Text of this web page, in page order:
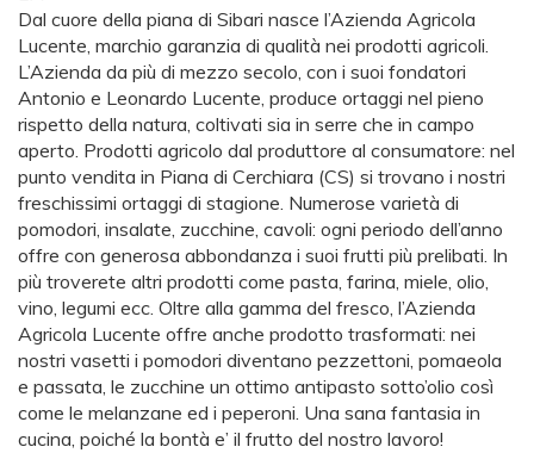
Dal cuore della piana di Sibari nasce l’Azienda Agricola
Lucente, marchio garanzia di qualità nei prodotti agricoli.
L’Azienda da più di mezzo secolo, con i suoi fondatori
Antonio e Leonardo Lucente, produce ortaggi nel pieno
rispetto della natura, coltivati sia in serre che in campo
aperto. Prodotti agricolo dal produttore al consumatore: nel
punto vendita in Piana di Cerchiara (CS) si trovano i nostri
freschissimi ortaggi di stagione. Numerose varietà di
pomodori, insalate, zucchine, cavoli: ogni periodo dell’anno
offre con generosa abbondanza i suoi frutti più prelibati. In
più troverete altri prodotti come pasta, farina, miele, olio,
vino, legumi ecc. Oltre alla gamma del fresco, l’Azienda
Agricola Lucente offre anche prodotto trasformati: nei
nostri vasetti i pomodori diventano pezzettoni, pomaeola
e passata, le zucchine un ottimo antipasto sotto’olio così
come le melanzane ed i peperoni. Una sana fantasia in
cucina, poiché la bontà e’ il frutto del nostro lavoro!